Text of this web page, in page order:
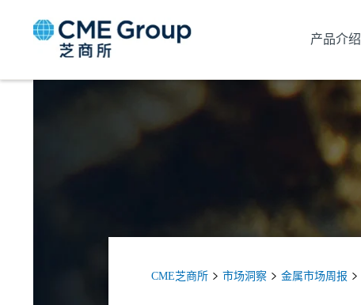
产品介绍
CME芝商所 市场洞察 金属市场周报